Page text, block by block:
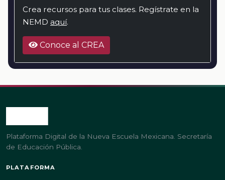
Crea recursos para tus clases. Regístrate en la
NEMD aquí.
Conoce al CREA
Plataforma Digital de la Nueva Escuela Mexicana. Secretaría
de Educación Pública.
PLATAFORMA